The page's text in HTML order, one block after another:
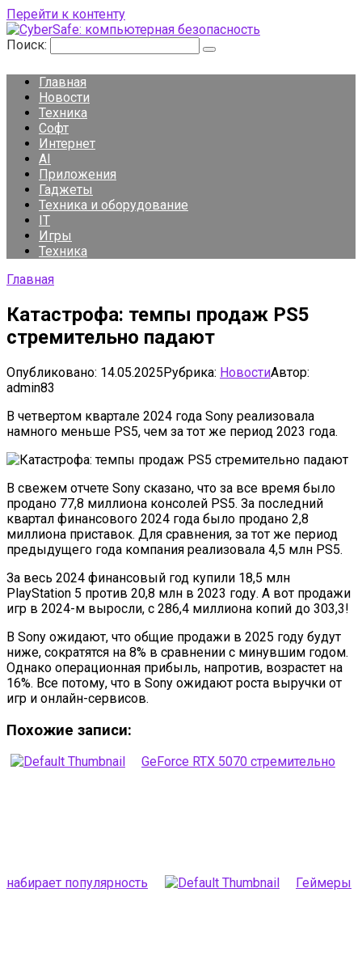
Перейти к контенту
Поиск:
Главная
Новости
Техника
Софт
Интернет
AI
Приложения
Гаджеты
Техника и оборудование
IT
Игры
Техника
Главная
Катастрофа: темпы продаж PS5
стремительно падают
Опубликовано: 14.05.2025Рубрика: НовостиАвтор:
admin83
В четвертом квартале 2024 года Sony реализовала
намного меньше PS5, чем за тот же период 2023 года.
В свежем отчете Sony сказано, что за все время было
продано 77,8 миллиона консолей PS5. За последний
квартал финансового 2024 года было продано 2,8
миллиона приставок. Для сравнения, за тот же период
предыдущего года компания реализовала 4,5 млн PS5.
За весь 2024 финансовый год купили 18,5 млн
PlayStation 5 против 20,8 млн в 2023 году. А вот продажи
игр в 2024-м выросли, с 286,4 миллиона копий до 303,3!
В Sony ожидают, что общие продажи в 2025 году будут
ниже, сократятся на 8% в сравнении с минувшим годом.
Однако операционная прибыль, напротив, возрастет на
16%. Все потому, что в Sony ожидают роста выручки от
игр и онлайн-сервисов.
Похожие записи:
GeForce RTX 5070 стремительно
набирает популярность Геймеры